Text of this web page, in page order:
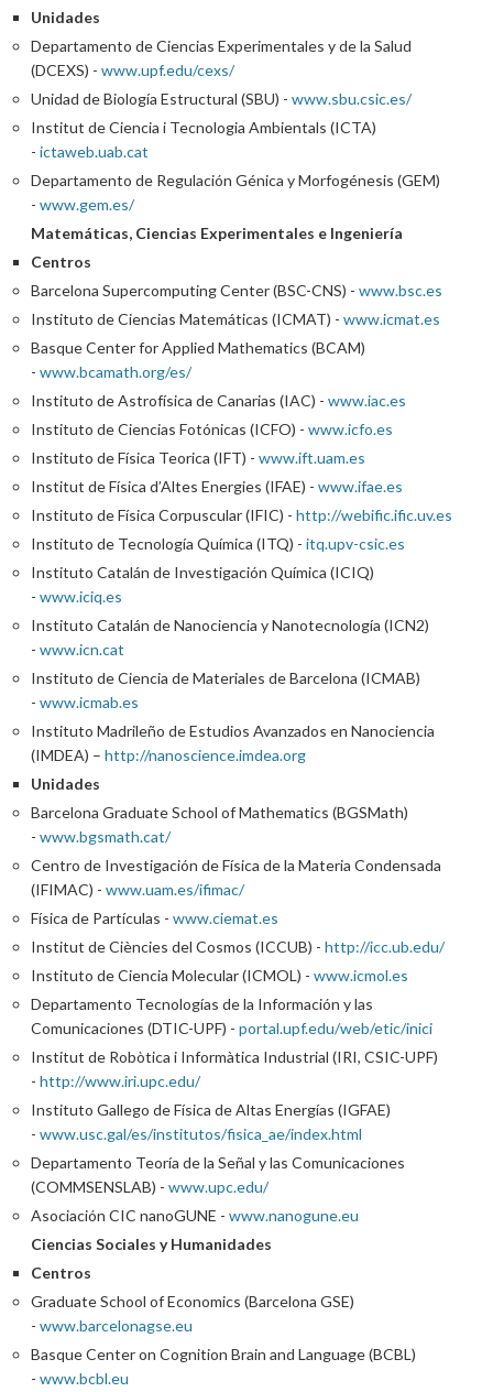
Unidades
Departamento de Ciencias Experimentales y de la Salud
(DCEXS) - www.upf.edu/cexs/
Unidad de Biología Estructural (SBU) - www.sbu.csic.es/
Institut de Ciencia i Tecnologia Ambientals (ICTA)
- ictaweb.uab.cat
Departamento de Regulación Génica y Morfogénesis (GEM)
- www.gem.es/
Matemáticas, Ciencias Experimentales e Ingeniería
Centros
Barcelona Supercomputing Center (BSC-CNS) - www.bsc.es
Instituto de Ciencias Matemáticas (ICMAT) - www.icmat.es
Basque Center for Applied Mathematics (BCAM)
- www.bcamath.org/es/
Instituto de Astrofísica de Canarias (IAC) - www.iac.es
Instituto de Ciencias Fotónicas (ICFO) - www.icfo.es
Instituto de Física Teorica (IFT) - www.ift.uam.es
Institut de Física d’Altes Energies (IFAE) - www.ifae.es
Instituto de Física Corpuscular (IFIC) - http://webific.ific.uv.es
Instituto de Tecnología Química (ITQ) - itq.upv-csic.es
Instituto Catalán de Investigación Química (ICIQ)
- www.iciq.es
Instituto Catalán de Nanociencia y Nanotecnología (ICN2)
- www.icn.cat
Instituto de Ciencia de Materiales de Barcelona (ICMAB)
- www.icmab.es
Instituto Madrileño de Estudios Avanzados en Nanociencia
(IMDEA) – http://nanoscience.imdea.org
Unidades
Barcelona Graduate School of Mathematics (BGSMath)
- www.bgsmath.cat/
Centro de Investigación de Física de la Materia Condensada
(IFIMAC) - www.uam.es/ifimac/
Física de Partículas - www.ciemat.es
Institut de Ciències del Cosmos (ICCUB) - http://icc.ub.edu/
Instituto de Ciencia Molecular (ICMOL) - www.icmol.es
Departamento Tecnologías de la Información y las
Comunicaciones (DTIC-UPF) - portal.upf.edu/web/etic/inici
Institut de Robòtica i Informàtica Industrial (IRI, CSIC-UPF)
- http://www.iri.upc.edu/
Instituto Gallego de Física de Altas Energías (IGFAE)
- www.usc.gal/es/institutos/fisica_ae/index.html
Departamento Teoría de la Señal y las Comunicaciones
(COMMSENSLAB) - www.upc.edu/
Asociación CIC nanoGUNE - www.nanogune.eu
Ciencias Sociales y Humanidades
Centros
Graduate School of Economics (Barcelona GSE)
- www.barcelonagse.eu
Basque Center on Cognition Brain and Language (BCBL)
- www.bcbl.eu